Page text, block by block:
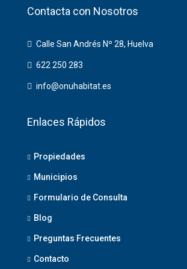
Contacta con Nosotros
Calle San Andrés Nº 28, Huelva
622 250 283
info@onuhabitat.es
Enlaces Rápidos
Propiedades
Municipios
Formulario de Consulta
Blog
Preguntas Frecuentes
Contacto